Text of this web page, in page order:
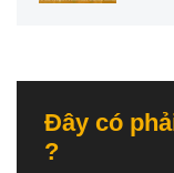
Đây có
?